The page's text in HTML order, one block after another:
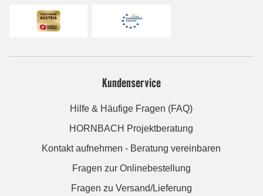
Kundenservice
Hilfe & Häufige Fragen (FAQ)
HORNBACH Projektberatung
Kontakt aufnehmen - Beratung vereinbaren
Fragen zur Onlinebestellung
Fragen zu Versand/Lieferung